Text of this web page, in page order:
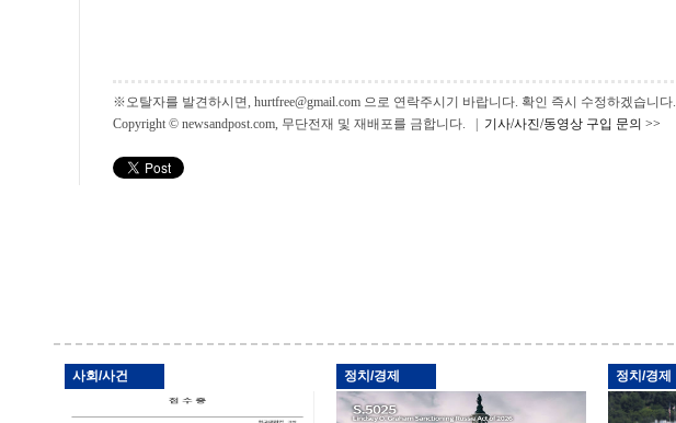
※오탈자를 발견하시면, hurtfree@gmail.com 으로 연락주시기 바랍니다. 확인 즉시 수정하겠습니다.
Copyright © newsandpost.com, 무단전재 및 재배포를 금합니다. | 기사/사진/동영상 구입 문의 >>
사회/사건 정치/경제 정치/경제